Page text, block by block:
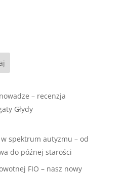
– recenzja
Głydy
spektrum autyzmu – od
do późnej starości
FIO – nasz nowy